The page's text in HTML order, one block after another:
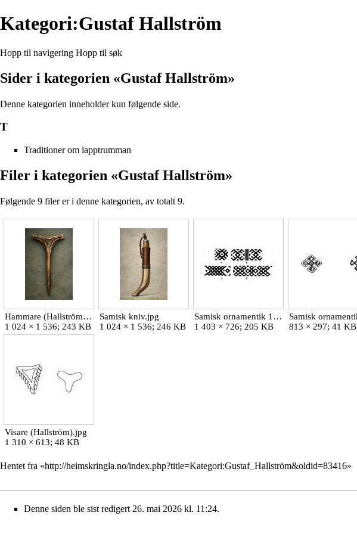
Kategori:Gustaf Hallström
Hopp til navigering Hopp til søk
Sider i kategorien «Gustaf Hallström»
Denne kategorien inneholder kun følgende side.
T
Traditioner om lapptrumman
Filer i kategorien «Gustaf Hallström»
Følgende 9 filer er i denne kategorien, av totalt 9.
Hammare (Hallström).jpg
1 024 × 1 536; 243 KB
Samisk kniv.jpg
1 024 × 1 536; 246 KB
Samisk ornamentik 1 (Hallström).jpg
1 403 × 726; 205 KB
813 × 297; 41 KB
Visare (Hallström).jpg
1 310 × 613; 48 KB
Hentet fra «http://heimskringla.no/index.php?title=Kategori:Gustaf_Hallström&oldid=83416»
Denne siden ble sist redigert 26. mai 2026 kl. 11:24.